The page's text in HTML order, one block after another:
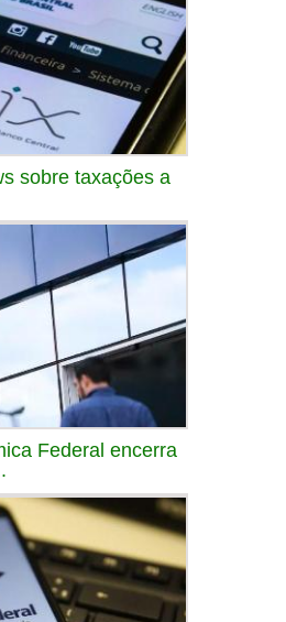
sobre taxações a
Federal encerra